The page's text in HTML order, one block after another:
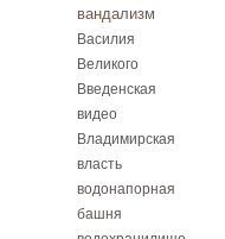
вандализм
Василия
Великого
Введенская
видео
Владимирская
власть
водонапорная
башня